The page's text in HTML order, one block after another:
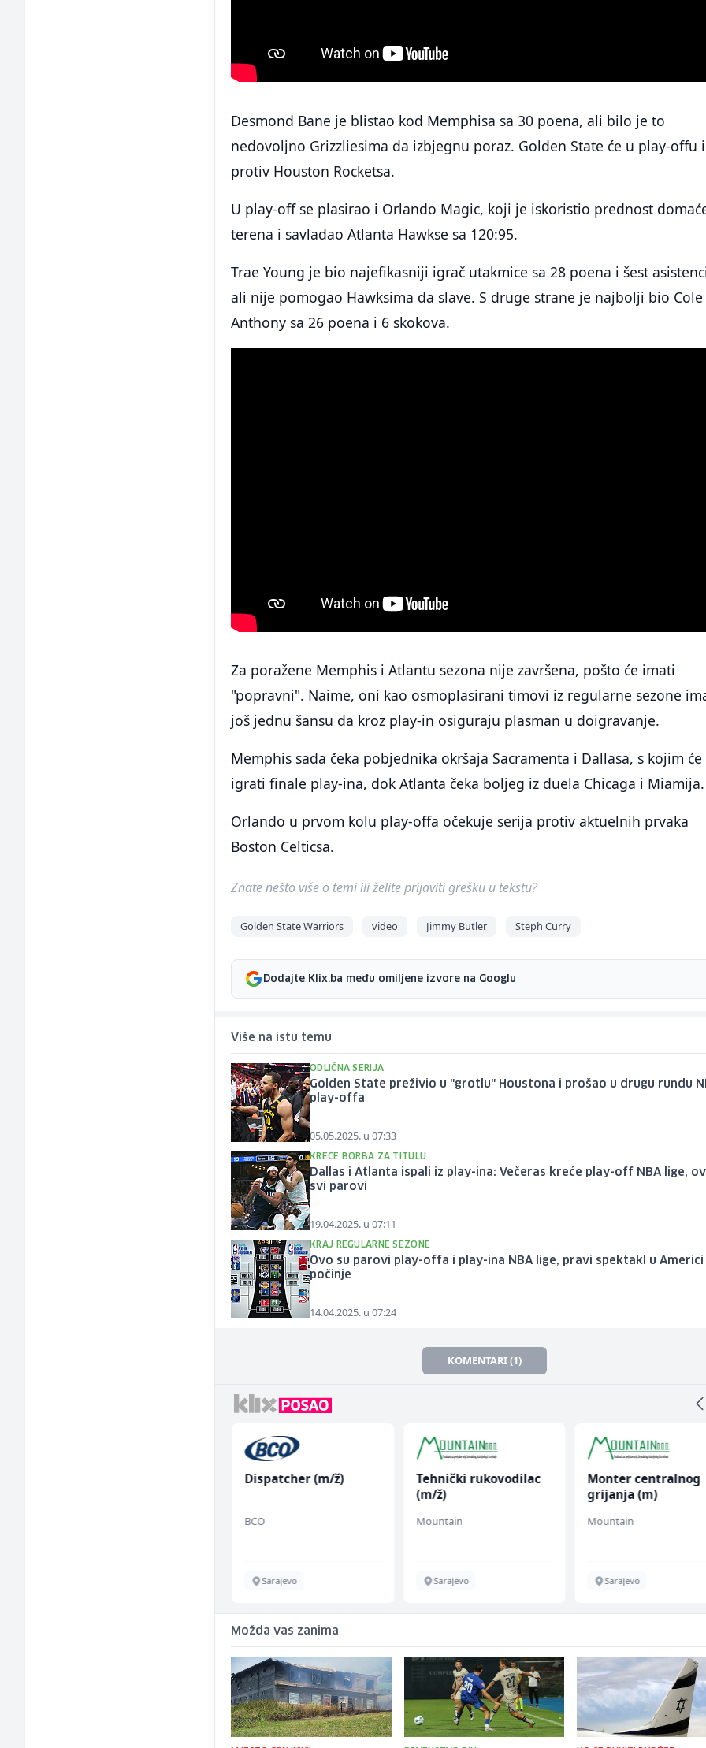
Desmond Bane je blistao kod Memphisa sa 30 poena, ali bilo je to
nedovoljno Grizzliesima da izbjegnu poraz. Golden State će u play-offu
protiv Houston Rocketsa.
U play-off se plasirao i Orlando Magic, koji je iskoristio prednost
terena i savladao Atlanta Hawkse sa 120:95.
Trae Young je bio najefikasniji igrač utakmice sa 28 poena i šest
ali nije pomogao Hawksima da slave. S druge strane je najbolji bio Cole
Anthony sa 26 poena i 6 skokova.
Za poražene Memphis i Atlantu sezona nije završena, pošto će imati
"popravni". Naime, oni kao osmoplasirani timovi iz regularne sezone
još jednu šansu da kroz play-in osiguraju plasman u doigravanje.
Memphis sada čeka pobjednika okršaja Sacramenta i Dallasa, s kojim će
igrati finale play-ina, dok Atlanta čeka boljeg iz duela Chicaga i Miamija.
Orlando u prvom kolu play-offa očekuje serija protiv aktuelnih prvaka
Boston Celticsa.
Znate nešto više o temi ili želite prijaviti grešku u tekstu?
Golden State Warriors video Jimmy Butler Steph Curry
Dodajte Klix.ba među omiljene izvore na Googlu
Više na istu temu
ODLIČNA SERIJA
Golden State preživio u "grotlu" Houstona i prošao u drugu rundu
play-offa
05.05.2025. u 07:33
KREĆE BORBA ZA TITULU
Dallas i Atlanta ispali iz play-ina: Večeras kreće play-off NBA lige,
svi parovi
19.04.2025. u 07:11
KRAJ REGULARNE SEZONE
Ovo su parovi play-offa i play-ina NBA lige, pravi spektakl u
počinje
14.04.2025. u 07:24
KOMENTARI (1)
Tehnički rukovodilac
Mountain
Sarajevo
Monter centralnog
grijanja (m)
Mountain
Sarajevo
Poslovođa
(m/ž)
Amko komerc
Sarajevo
Možda vas zanima